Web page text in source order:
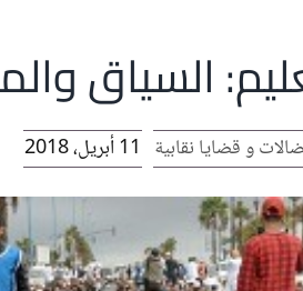
السياق
و قضايا نقابية 11 أبريل، 2018